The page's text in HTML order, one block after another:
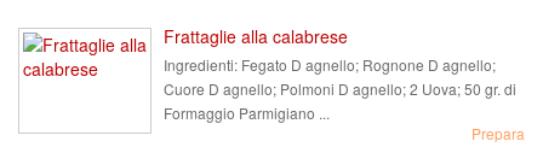
Frattaglie alla calabrese
Ingredienti: Fegato D agnello; Rognone D agnello;
Cuore D agnello; Polmoni D agnello; 2 Uova; 50 gr. di
Formaggio Parmigiano ...
Prepara